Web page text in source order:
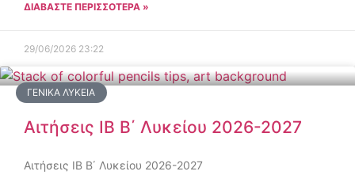
ΔΙΑΒΑΣΤΕ ΠΕΡΙΣΣΟΤΕΡΑ »
29/06/2026 23:22
ΓΕΝΙΚΆ ΛΎΚΕΙΑ
Αιτήσεις IB Β΄ Λυκείου 2026-2027
Αιτήσεις IB Β΄ Λυκείου 2026-2027